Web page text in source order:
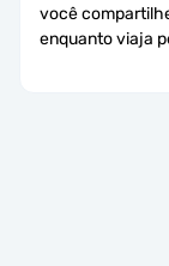
você
enquanto viaja